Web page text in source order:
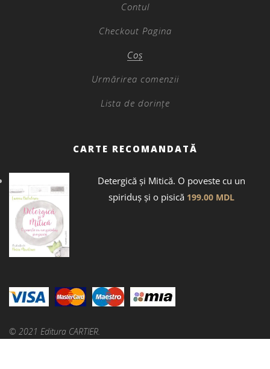
Contul
Checkout Pagina
Coș
Urmărirea comenzii
Lista de dorințe
CARTE RECOMANDATĂ
Detergică și Mitică. O poveste cu un
spiriduș și o pisică 199.00 MDL
© 2021 Editura CARTIER.